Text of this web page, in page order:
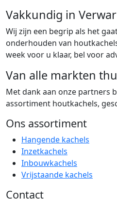
Vakkundig in
Wij zijn een begrip als het
onderhouden van
week voor u klaar, bel voor
Van alle markten
Met dank aan onze partners
assortiment houtkachels,
Ons assortiment
Hangende kachels
Inzetkachels
Inbouwkachels
Vrijstaande kachels
Contact